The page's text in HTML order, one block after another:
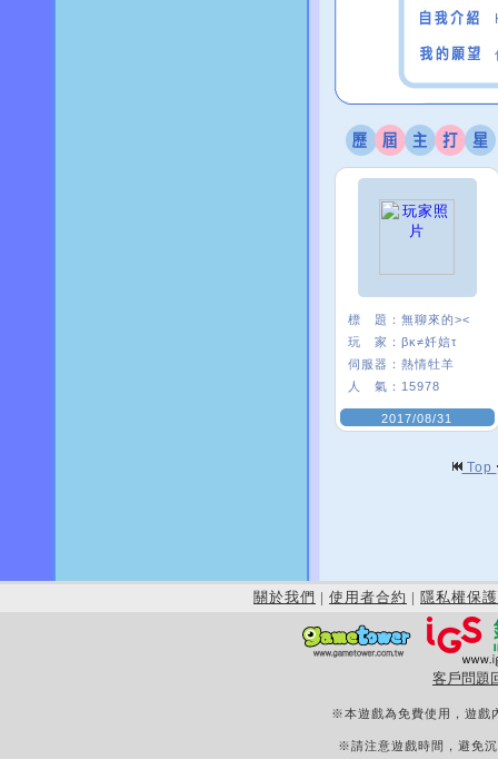
標 題： 無聊來的><
玩 家： βκ≠奷娮τ
伺服器： 熱情牡羊
人 氣： 15978
2017/08/31
Top
關於我們 | 使用者合約 | 隱私權保護
客戶問題
※本遊戲為免費使用，遊戲
※請注意遊戲時間，避免